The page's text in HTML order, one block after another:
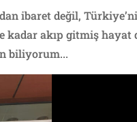
ibaret değil,
kadar akıp gitmiş
biliyorum...